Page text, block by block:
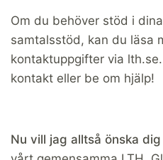
Om du behöver stöd i
samtalsstöd, kan du läsa
kontaktuppgifter via
kontakt eller be om hjälp!
Nu vill jag alltså önska